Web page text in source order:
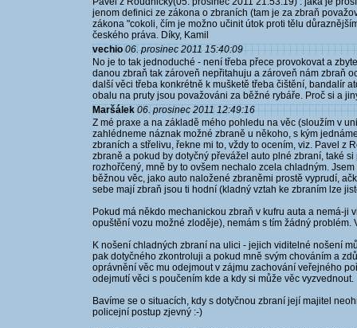
jenom definici ze zákona o zbraních (tam je za zbraň
zákona "cokoli, čím je možno učinit útok proti tělu
českého práva. Díky, Kamil
vechio 06. prosinec 2011 15:40:09
No je to tak jednoduché - není třeba přece provokovat a
danou zbraň tak zároveň nepřitahuju a zároveň nám zbraň
další věci třeba konkrétně k mušketě třeba čištění, bandalír
obalu na pruty jsou považováni za běžné rybáře. Proč si a
Maršálek 06. prosinec 2011 12:49:16
Z mé praxe a na základě mého pohledu na věc (sloužím v
zahlédneme náznak možné zbraně u někoho, s kým
zbraních a střelivu, řekne mi to, vždy to ocením, viz. Pavel z
zbraně a pokud by dotyčný převážel auto plné zbraní, také
rozhořčený, mně by to ovšem nechalo zcela chladným.
běžnou věc, jako auto naložené zbraněmi prostě vyprudí,
sebe mají zbraň jsou ti hodní (kladný vztah ke zbraním lze
Pokud má někdo mechanickou zbraň v kufru auta a nemá-ji
opuštění vozu možné zloděje), nemám s tím žádný
K nošení chladných zbraní na ulici - jejich viditelné nošení
pak dotyčného zkontroluji a pokud mně svým chováním a
oprávnění věc mu odejmout v zájmu zachování veřejného
odejmutí věci s poučením kde a kdy si může věc vyzvednout.
Bavíme se o situacích, kdy s dotyčnou zbraní její majitel
policejní postup zjevný :-)